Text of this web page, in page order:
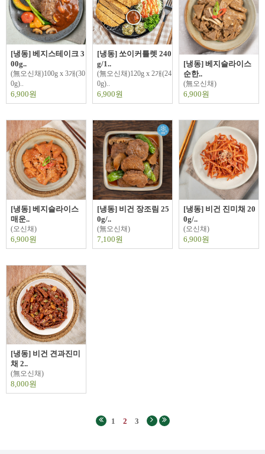
[냉동] 베지스테이크 3
00g..
(無오신채)100g x 3개(30
0g)..
6,900원
[냉동] 쏘이커틀렛 240
g/1..
(無오신채)120g x 2개(24
0g)..
6,900원
[냉동] 베지슬라이스
순한..
(無오신채)
6,900원
[냉동] 베지슬라이스
매운..
(오신채)
6,900원
[냉동] 비건 장조림 25
0g/..
(無오신채)
7,100원
[냉동] 비건 진미채 20
0g/..
(오신채)
6,900원
[냉동] 비건 견과진미
채 2..
(無오신채)
8,000원
1 2 3